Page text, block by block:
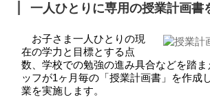
一人ひとりに専用の授業計画書
お子さま一人ひとりの現
在の学力と目標とする点
数、学校での勉強の進み具合などを踏ま
ッフが1ヶ月毎の「授業計画書」を作成
業を実施します。